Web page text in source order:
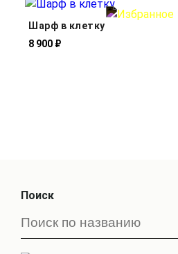
Шарф в клетку
8 900 ₽
Поиск